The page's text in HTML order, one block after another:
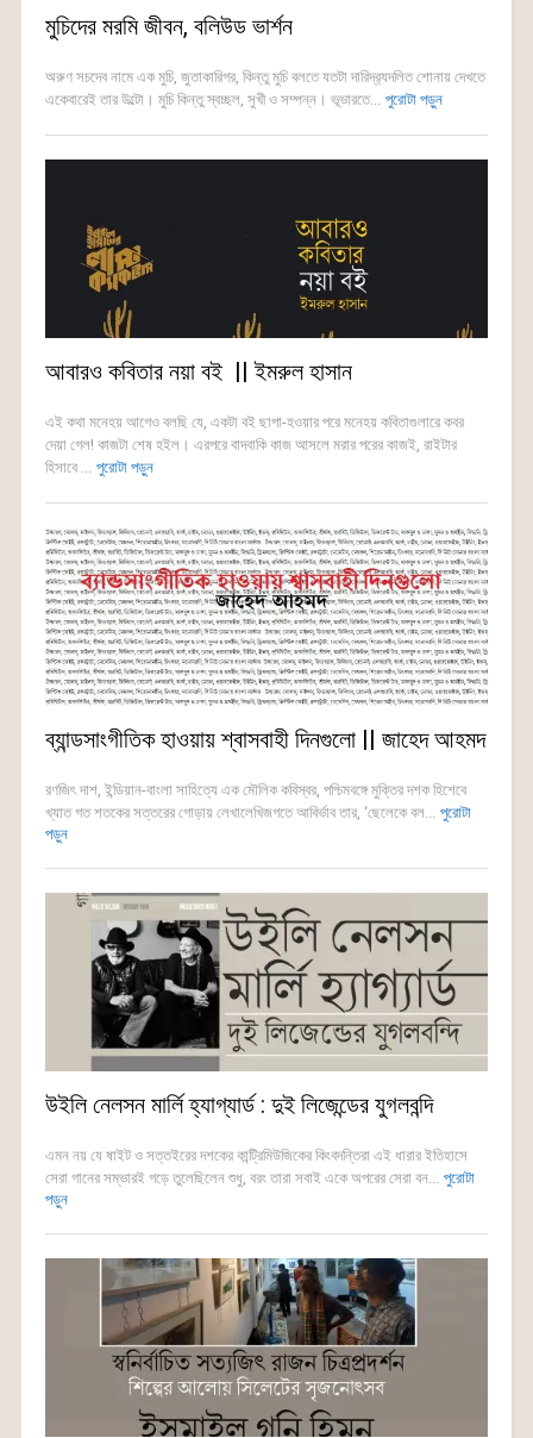
মুচিদের মরমি জীবন, বলিউড ভার্শন
অরুণ সচদেব নামে এক মুচি, জুতাকারিগর, কিন্তু মুচি বলতে যতটা দারিদ্র‍্যদলিত শোনায় দেখতে
একেবারেই তার উল্টো। মুচি কিন্তু স্বচ্ছল, সুখী ও সম্পন্ন। ভূভারতে... পুরোটা পড়ুন
আবারও কবিতার নয়া বই || ইমরুল হাসান
এই কথা মনেহয় আগেও বলছি যে, একটা বই ছাপা-হওয়ার পরে মনেহয় কবিতাগুলারে কবর
দেয়া গেল! কাজটা শেষ হইল। এরপরে বাদবাকি কাজ আসলে মরার পরের কাজই, রাইটার
হিসাবে ... পুরোটা পড়ুন
ব্যান্ডসাংগীতিক হাওয়ায় শ্বাসবাহী দিনগুলো || জাহেদ আহমদ
রণজিৎ দাশ, ইন্ডিয়ান-বাংলা সাহিত্যে এক মৌলিক কবিস্বর, পশ্চিমবঙ্গে মুক্তির দশক হিশেবে
খ্যাত গত শতকের সত্তরের গোড়ায় লেখালেখিজগতে আবির্ভাব তার, ‘ছেলেকে বল... পুরোটা
পড়ুন
উইলি নেলসন মার্লি হ্যাগ্যার্ড : দুই লিজেন্ডের যুগলবন্দি
এমন নয় যে ষাইট ও সত্তইরের দশকের কান্ট্রিমিউজিকের কিংবদন্তিরা এই ধারার ইতিহাসে
সেরা গানের সম্ভারই গড়ে তুলেছিলেন শুধু, বরং তারা সবাই একে অপরের সেরা বন... পুরোটা
পড়ুন